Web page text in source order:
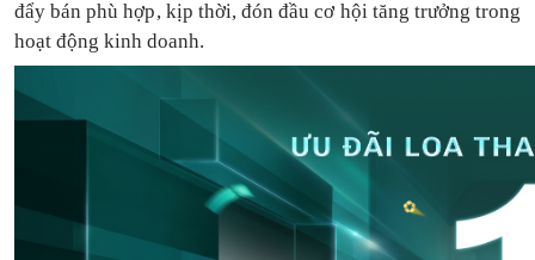
đẩy bán phù hợp, kịp thời, đón đầu cơ hội tăng trưởng trong
hoạt động kinh doanh.